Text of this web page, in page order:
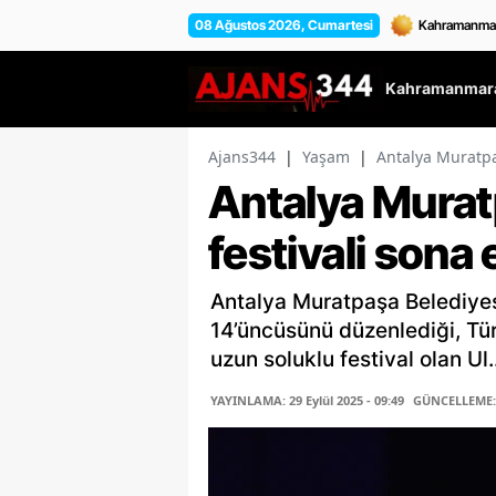
08 Ağustos 2026, Cumartesi
Ajans344 | Yaşam | Antalya
Antalya
festivali sona
Antalya Muratpaşa
14’üncüsünü düzenlediği,
uzun soluklu festival olan
YAYINLAMA: 29 Eylül 2025 - 09:49